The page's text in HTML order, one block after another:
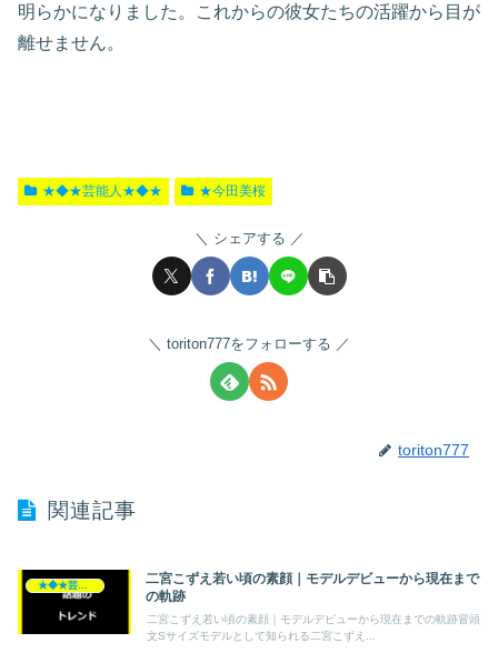
明らかになりました。これからの彼女たちの活躍から目が
離せません。
★◆★芸能人★◆★ ★今田美桜
シェアする
toriton777をフォローする
toriton777
関連記事
二宮こずえ若い頃の素顔｜モデルデビューから現在まで
の軌跡
二宮こずえ若い頃の素顔｜モデルデビューから現在までの軌跡冒頭
文Sサイズモデルとして知られる二宮こずえ...